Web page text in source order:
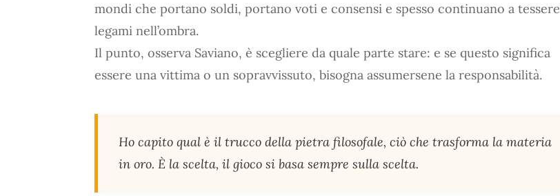
mondi che portano soldi, portano voti e consensi e spesso continuano a tessere
legami nell’ombra.
Il punto, osserva Saviano, è scegliere da quale parte stare: e se questo significa
essere una vittima o un sopravvissuto, bisogna assumersene la responsabilità.
Ho capito qual è il trucco della pietra filosofale, ciò che trasforma la materia
in oro. È la scelta, il gioco si basa sempre sulla scelta.